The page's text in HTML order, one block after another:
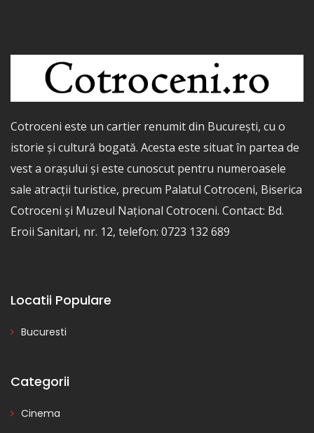
Cotroceni este un cartier renumit din București, cu o
istorie și cultură bogată. Acesta este situat în partea de
vest a orașului și este cunoscut pentru numeroasele
sale atracții turistice, precum Palatul Cotroceni, Biserica
Cotroceni și Muzeul Național Cotroceni. Contact: Bd.
Eroii Sanitari, nr. 12, telefon: 0723 132 689
Locatii Populare
Bucuresti
Categorii
Cinema